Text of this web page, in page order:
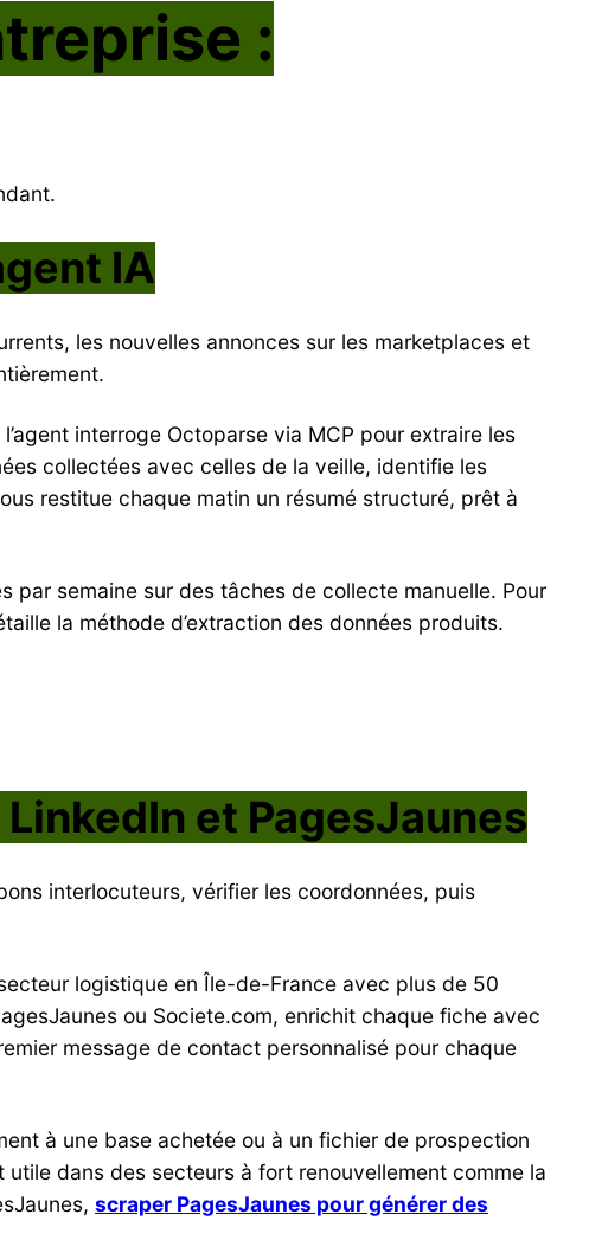
:
IA
les nouvelles annonces sur les marketplaces et
interroge Octoparse via MCP pour extraire les
collectées avec celles de la veille, identifie les
restitue chaque matin un résumé structuré, prêt à
semaine sur des tâches de collecte manuelle. Pour
la méthode d’extraction des données produits.
et PagesJaunes
interlocuteurs, vérifier les coordonnées, puis
logistique en Île-de-France avec plus de 50
ou Societe.com, enrichit chaque fiche avec
message de contact personnalisé pour chaque
à une base achetée ou à un fichier de prospection
dans des secteurs à fort renouvellement comme la
scraper PagesJaunes pour générer des